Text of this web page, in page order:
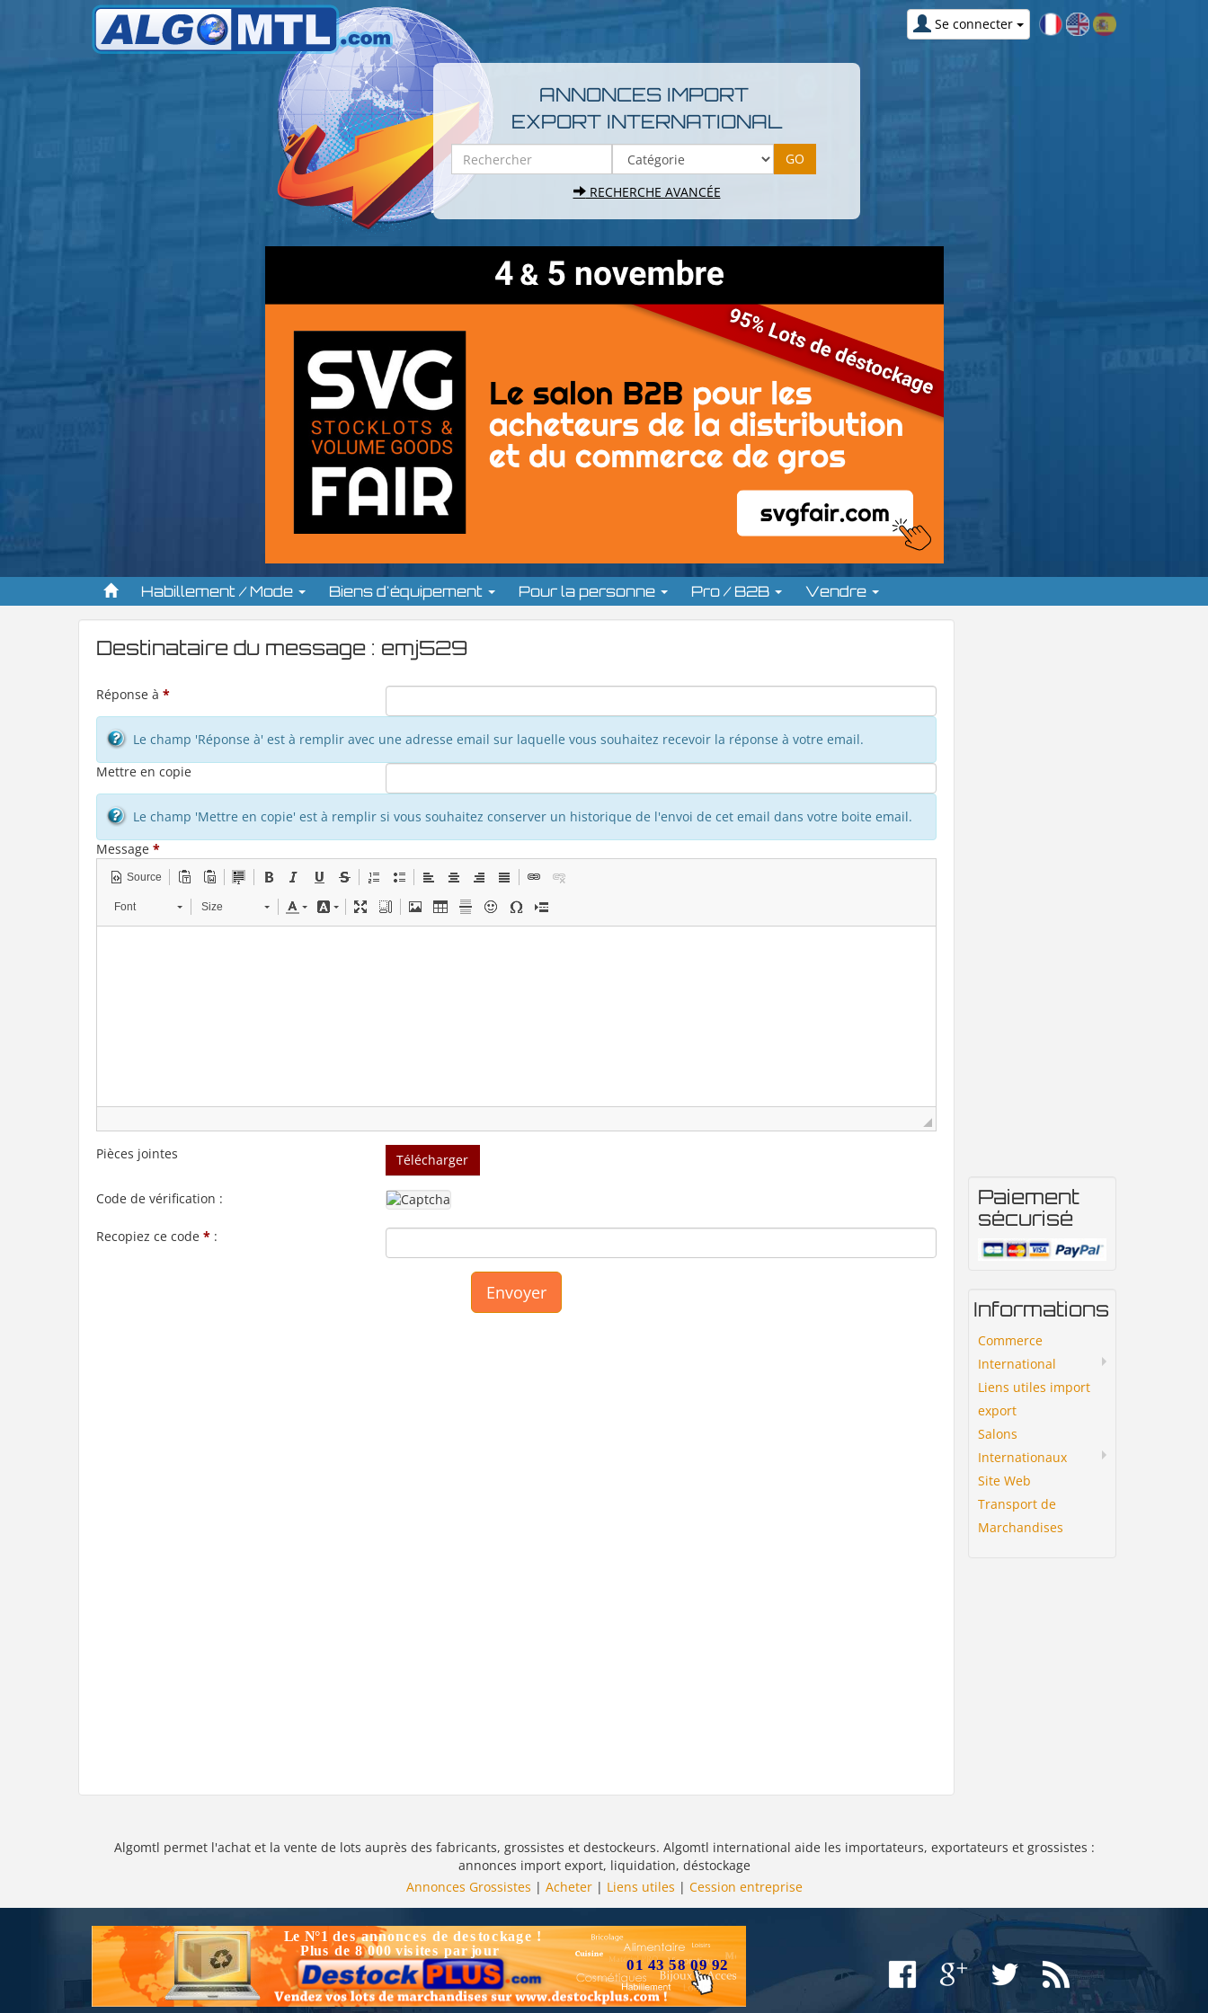
Se connecter
ANNONCES IMPORT
EXPORT INTERNATIONAL
RECHERCHE AVANCÉE
Habillement / Mode Biens d'équipement Pour la personne Pro / B2B Vendre
Destinataire du message : emj529
Réponse à *
Le champ 'Réponse à' est à remplir avec une adresse email sur laquelle vous souhaitez recevoir la réponse à votre email.
Mettre en copie
Le champ 'Mettre en copie' est à remplir si vous souhaitez conserver un historique de l'envoi de cet email dans votre boite email.
Message *
Source
Font Size
Pièces jointes Télécharger
Code de vérification :
Recopiez ce code * :
Paiement
sécurisé
Informations
Commerce
International
Liens utiles import
export
Salons
Internationaux
Site Web
Transport de
Marchandises
Algomtl permet l'achat et la vente de lots auprès des fabricants, grossistes et destockeurs. Algomtl international aide les importateurs, exportateurs et grossistes :
annonces import export, liquidation, déstockage
Annonces Grossistes | Acheter| Liens utiles | Cession entreprise